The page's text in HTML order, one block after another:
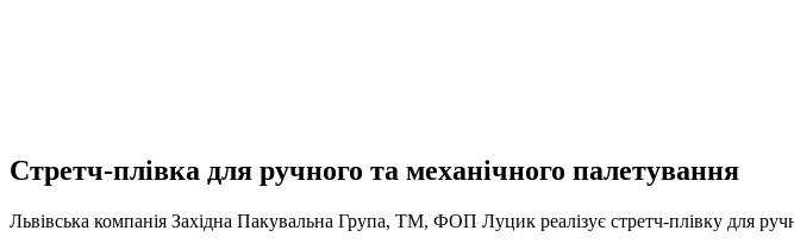
Стретч-плівка для ручного та механічного палетування
Львівська компанія Західна Пакувальна Група, ТМ, ФОП Луцик реалізує стретч-плівку для